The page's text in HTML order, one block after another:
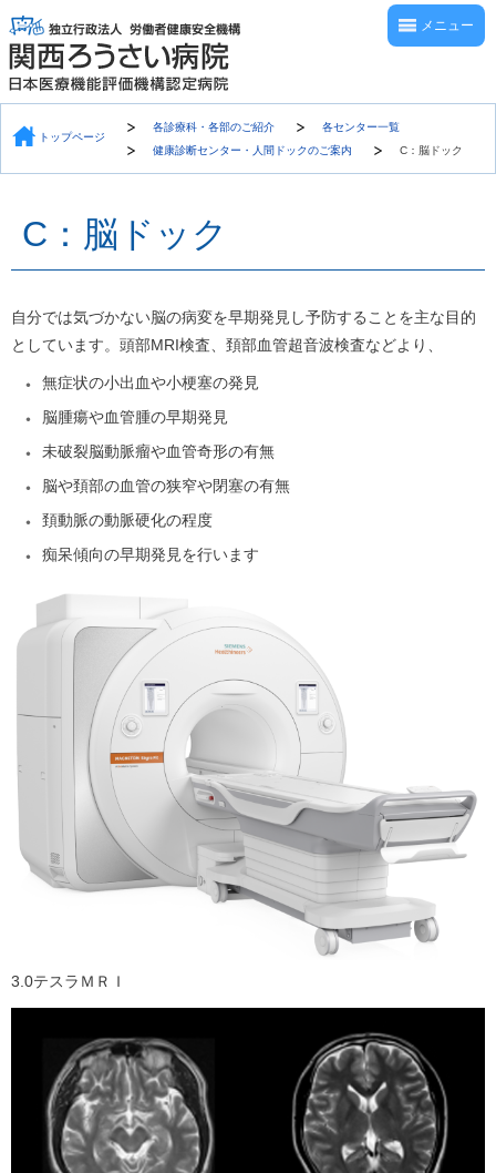
メニュー
トップページ
各診療科・各部のご紹介
各センター一覧
健康診断センター・人間ドックのご案内
C：脳ドック
C：脳ドック
自分では気づかない脳の病変を早期発見し予防することを主な目的
としています。頭部MRI検査、頚部血管超音波検査などより、
無症状の小出血や小梗塞の発見
脳腫瘍や血管腫の早期発見
未破裂脳動脈瘤や血管奇形の有無
脳や頚部の血管の狭窄や閉塞の有無
頚動脈の動脈硬化の程度
痴呆傾向の早期発見を行います
3.0テスラＭＲＩ